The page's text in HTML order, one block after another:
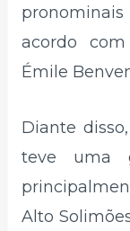
acordo
Émile
Diante
teve uma
Alto